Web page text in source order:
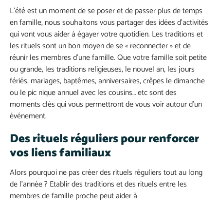
L’été est un moment de se poser et de passer plus de temps
en famille, nous souhaitons vous partager des idées d’activités
qui vont vous aider à égayer votre quotidien. Les traditions et
les rituels sont un bon moyen de se « reconnecter » et de
réunir les membres d’une famille. Que votre famille soit petite
ou grande, les traditions religieuses, le nouvel an, les jours
fériés, mariages, baptêmes, anniversaires, crêpes le dimanche
ou le pic nique annuel avec les cousins… etc sont des
moments clés qui vous permettront de vous voir autour d’un
événement.
Des rituels réguliers pour renforcer
vos liens familiaux
Alors pourquoi ne pas créer des rituels réguliers tout au long
de l’année ? Etablir des traditions et des rituels entre les
membres de famille proche peut aider à